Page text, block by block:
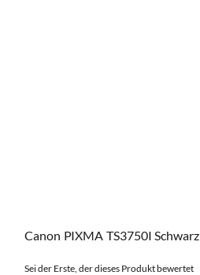
Canon PIXMA TS3750I Schwarz
Sei der Erste, der dieses Produkt bewertet